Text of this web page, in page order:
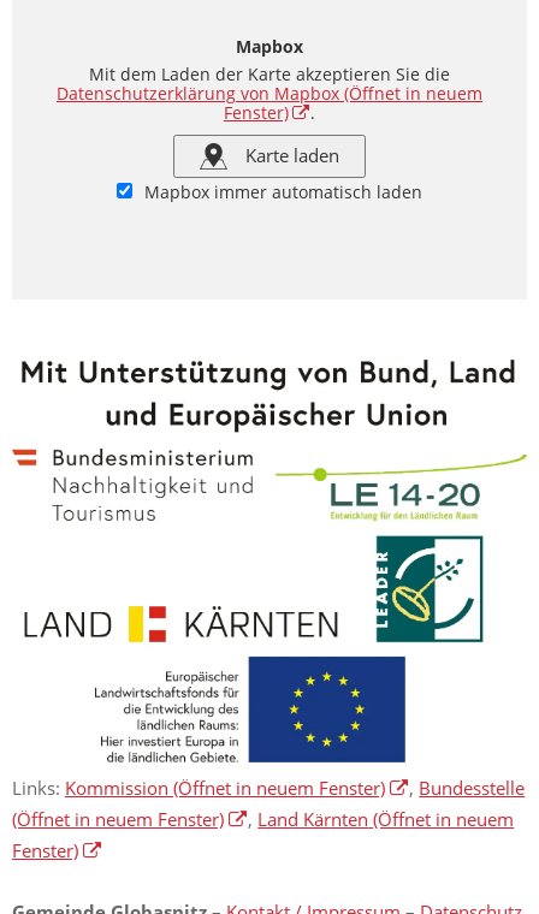
Mapbox
Mit dem Laden der Karte akzeptieren Sie die
Datenschutzerklärung von Mapbox (Öffnet in neuem
Fenster)
.
Karte laden
Mapbox immer automatisch laden
Links: Kommission (Öffnet in neuem Fenster) , Bundesstelle
(Öffnet in neuem Fenster)
, Land Kärnten (Öffnet in neuem
Fenster)